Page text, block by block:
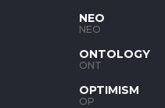
NEO
NEO
ONTOLOGY
ONT
OPTIMISM
OP